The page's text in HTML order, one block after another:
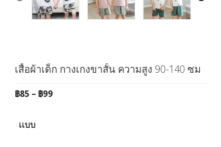
เสื้อผ้าเด็ก กางเกงขาสั้้น ความสูง 90-140 ซม
฿85 – ฿99Price
เเบบ